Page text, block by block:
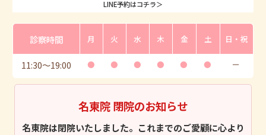
LINE予約はコチラ＞
診察時間 月 火 水 木 金 土 日・祝
11:30〜19:00 ● ● ● ● ● ● ー
名東院 閉院のお知らせ
名東院は閉院いたしました。これまでのご愛顧に心より